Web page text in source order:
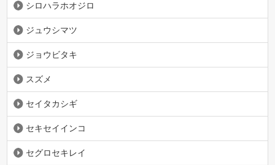
シロハラホオジロ
ジュウシマツ
ジョウビタキ
スズメ
セイタカシギ
セキセイインコ
セグロセキレイ